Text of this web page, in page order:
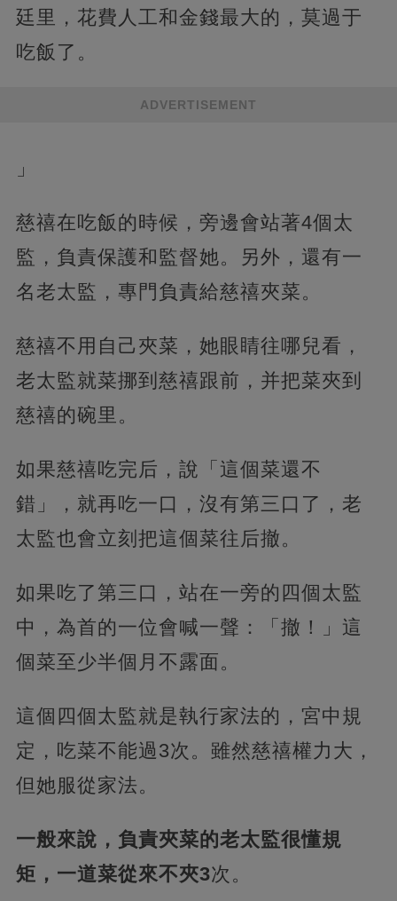
廷里，花費人工和金錢最大的，莫過于
吃飯了。
ADVERTISEMENT
」
慈禧在吃飯的時候，旁邊會站著4個太
監，負責保護和監督她。另外，還有一
名老太監，專門負責給慈禧夾菜。
慈禧不用自己夾菜，她眼睛往哪兒看，
老太監就菜挪到慈禧跟前，并把菜夾到
慈禧的碗里。
如果慈禧吃完后，說「這個菜還不
錯」，就再吃一口，沒有第三口了，老
太監也會立刻把這個菜往后撤。
如果吃了第三口，站在一旁的四個太監
中，為首的一位會喊一聲：「撤！」這
個菜至少半個月不露面。
這個四個太監就是執行家法的，宮中規
定，吃菜不能過3次。雖然慈禧權力大，
但她服從家法。
一般來說，負責夾菜的老太監很懂規
矩，一道菜從來不夾3次。